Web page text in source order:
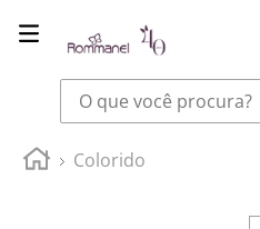
O que você procura?
Colorido